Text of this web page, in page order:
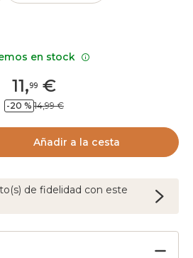
11,99 €
-20 % 14,99 €
Añadir a la cesta
de fidelidad con este